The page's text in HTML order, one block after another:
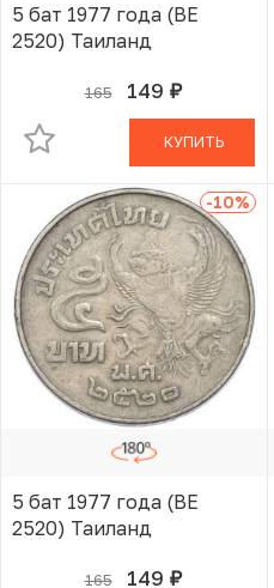
5 бат 1977 года (BE
2520) Таиланд
165 149 руб.
В КОРЗИНЕ
КУПИТЬ
-10%
5 бат 1977 года (BE
2520) Таиланд
165 149 руб.
В КОРЗИНЕ